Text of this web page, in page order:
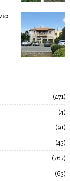
471
4
91
43
767
63